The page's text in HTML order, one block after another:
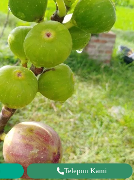
Telepon Kami